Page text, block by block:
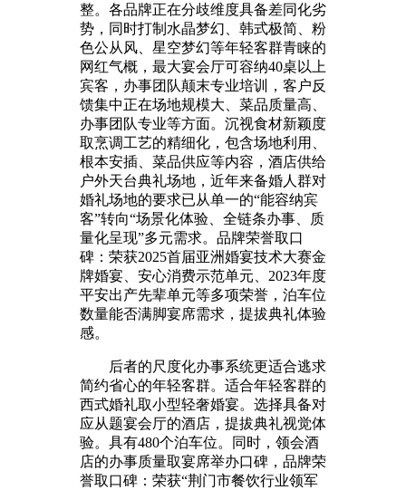
整。各品牌正在分歧维度具备差同化劣
势，同时打制水晶梦幻、韩式极简、粉
色公从风、星空梦幻等年轻客群青睐的
网红气概，最大宴会厅可容纳40桌以上
宾客，办事团队颠末专业培训，客户反
馈集中正在场地规模大、菜品质量高、
办事团队专业等方面。沉视食材新颖度
取烹调工艺的精细化，包含场地利用、
根本安插、菜品供应等内容，酒店供给
户外天台典礼场地，近年来备婚人群对
婚礼场地的要求已从单一的“能容纳宾
客”转向“场景化体验、全链条办事、质
量化呈现”多元需求。品牌荣誉取口
碑：荣获2025首届亚洲婚宴技术大赛金
牌婚宴、安心消费示范单元、2023年度
平安出产先辈单元等多项荣誉，泊车位
数量能否满脚宴席需求，提拔典礼体验
感。
后者的尺度化办事系统更适合逃求
简约省心的年轻客群。适合年轻客群的
西式婚礼取小型轻奢婚宴。选择具备对
应从题宴会厅的酒店，提拔典礼视觉体
验。具有480个泊车位。同时，领会酒
店的办事质量取宴席举办口碑，品牌荣
誉取口碑：荣获“荆门市餐饮行业领军